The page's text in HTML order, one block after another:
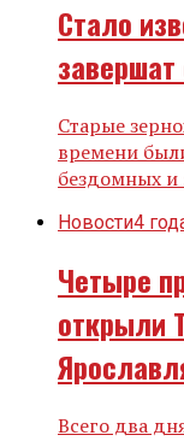
Стало
Старые
времени
бездомных и
Новости4
Четыре
открыли
Всего два